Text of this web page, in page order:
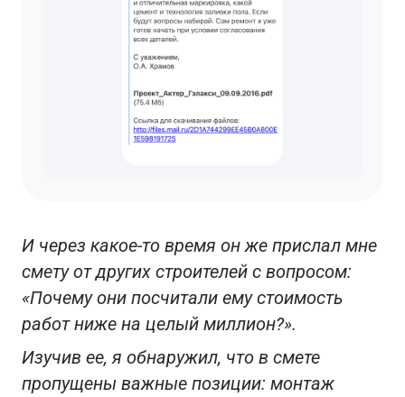
И через какое-то время он же прислал мне
смету от других строителей с вопросом:
«Почему они посчитали ему стоимость
работ ниже на целый миллион?».
Изучив ее, я обнаружил, что в смете
пропущены важные позиции: монтаж